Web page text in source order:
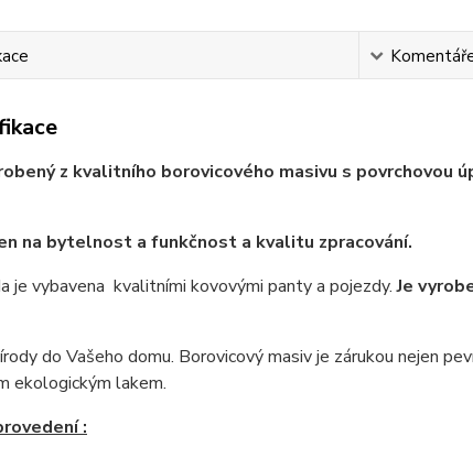
z kvalitního borovicového masivu s povrchovou
na bytelnost a funkčnost a kvalitu zpracování.
je vybavena kvalitními kovovými panty a pojezdy.Je
do Vašeho domu. Borovicový masiv je zárukou nejen
ekologickým lakem.
: